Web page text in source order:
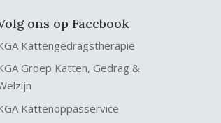
ons op Facebook
Kattengedragstherapie
Groep Katten, Gedrag &
Kattenoppasservice